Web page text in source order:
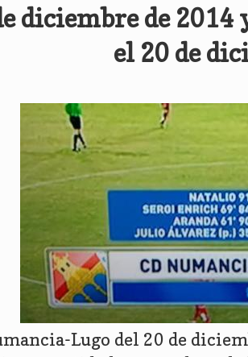
diciembre de 2014
el 20 de
Lugo del 20 de